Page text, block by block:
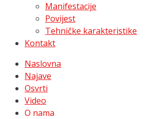
Manifestacije
Povijest
Tehničke karakteristike
Kontakt
Naslovna
Najave
Osvrti
Video
O nama